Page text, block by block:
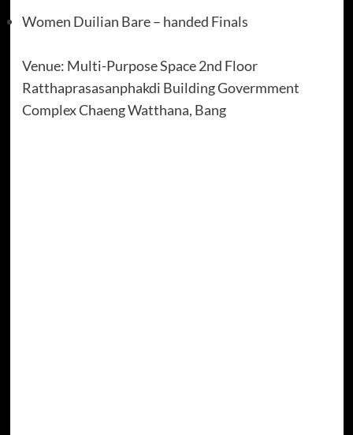
Women Duilian Bare – handed Finals
Venue: Multi-Purpose Space 2nd Floor
Ratthaprasasanphakdi Building Govermment
Complex Chaeng Watthana, Bang